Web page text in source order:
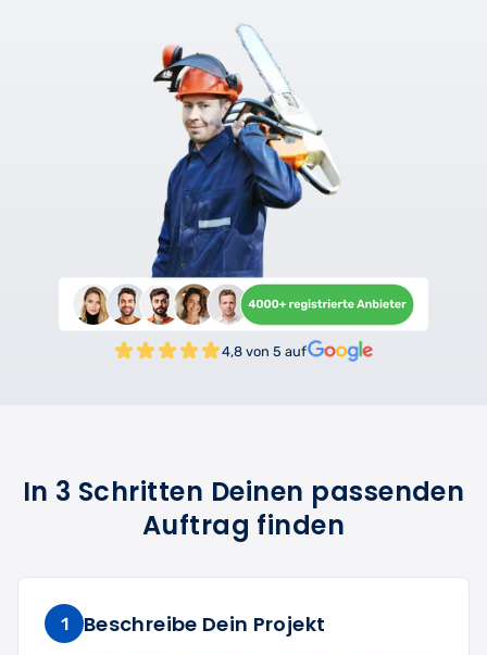
4,8 von 5 auf
In 3 Schritten Deinen passenden
Auftrag finden
1 Beschreibe Dein Projekt